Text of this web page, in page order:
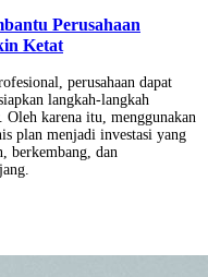
Perusahaan
Ketat
perusahaan dapat
langkah-langkah
Oleh karena itu, menggunakan
plan menjadi investasi yang
berkembang, dan